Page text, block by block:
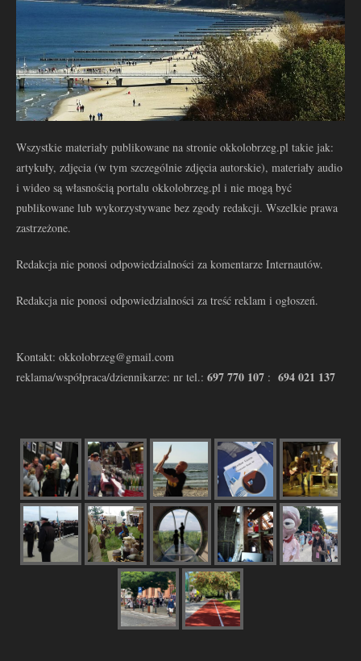
Wszystkie materiały publikowane na stronie okkolobrzeg.pl takie jak:
artykuły, zdjęcia (w tym szczególnie zdjęcia autorskie), materiały audio
i wideo są własnością portalu okkolobrzeg.pl i nie mogą być
publikowane lub wykorzystywane bez zgody redakcji. Wszelkie prawa
zastrzeżone.
Redakcja nie ponosi odpowiedzialności za komentarze Internautów.
Redakcja nie ponosi odpowiedzialności za treść reklam i ogłoszeń.
Kontakt: okkolobrzeg@gmail.com
reklama/współpraca/dziennikarze: nr tel.: 697 770 107 : 694 021 137